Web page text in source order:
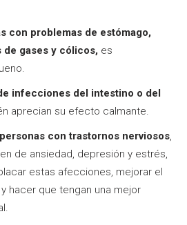
con problemas de estómago,
de gases y cólicos, es
infecciones del intestino o del
aprecian su efecto calmante.
con trastornos nerviosos,
de ansiedad, depresión y estrés,
estas afecciones, mejorar el
hacer que tengan una mejor